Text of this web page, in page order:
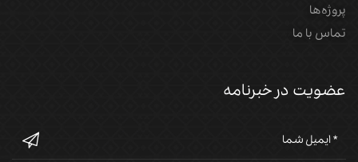
پروژه‌‌ها
تماس با ما
عضویت در خبرنامه